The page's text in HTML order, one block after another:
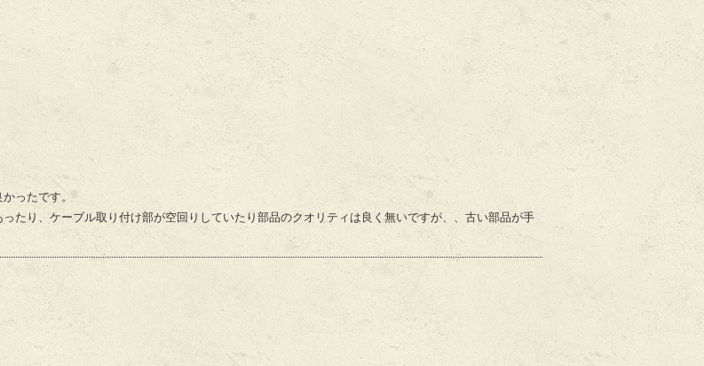
ったです。
たり、ケーブル取り付け部が空回りしていたり部品のクオリティは良く無いですが、、古い部品が手